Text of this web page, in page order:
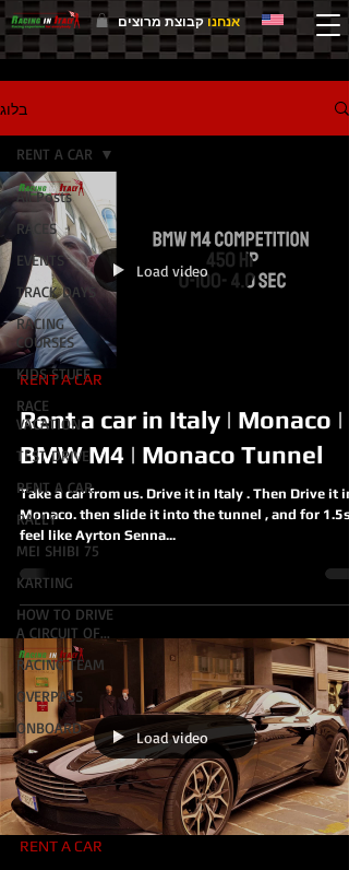
אנחנוקבוצת מרוצים
בלוג
All Posts
RACES
EVENTS
TRACK DAYS
RACING
COURSES
KIDS STUFF
RACE
VACATION
TEST DRIVE
RENT A CAR
RALLY
MEI SHIBI 75
KARTING
HOW TO DRIVE
A CIRCUIT OF...
RACING TEAM
OVERPASS
ONBOARD
RENT A CAR
Load video
RENT A CAR
Rent a car in Italy | Monaco |
BMW M4 | Monaco Tunnel
Take a car from us. Drive it in Italy . Then Drive it in
Monaco. then slide it into the tunnel , and for
feel like Ayrton Senna...
Load video
RENT A CAR